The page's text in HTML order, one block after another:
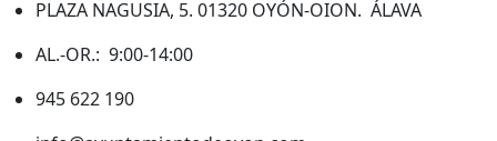
PLAZA NAGUSIA, 5. 01320 OYÓN-OION. ÁLAVA
AL.-OR.: 9:00-14:00
945 622 190